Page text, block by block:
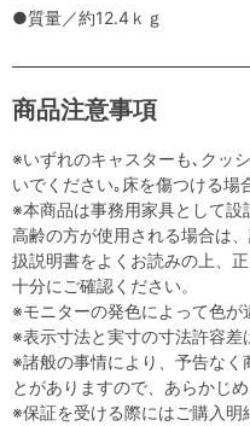
●質量／約12.4ｋｇ
商品注意事項
※いずれのキャスターも､クッ
いでください｡床を傷つける場
※本商品は事務用家具として
高齢の方が使用される場合は
扱説明書をよくお読みの上、
十分にご確認ください。
※モニターの発色によって色が
※表示寸法と実寸の寸法許容差
※諸般の事情により、予告なく
とがありますので、あらかじめ
※保証を受ける際にはご購入